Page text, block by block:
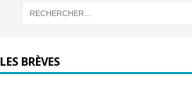
LES BRÈVES